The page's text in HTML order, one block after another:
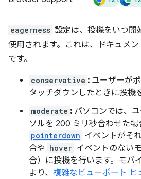
eagerness 設定は、投機をいつ開
使用されます。これは、ドキュメ
です。
conservative : ユーザーが
タッチダウンしたときに投機
moderate : パソコンでは、
ソルを 200 ミリ秒合わせた場
pointerdown イベントがそ
合や hover イベントのない
合）に投機を行います。モバ
より、 複雑なビューポート ヒ